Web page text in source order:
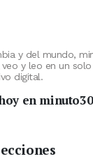
y del mundo,
y leo en un
digital.
en